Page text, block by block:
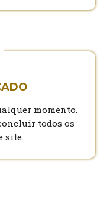
momento.
todos os
site.